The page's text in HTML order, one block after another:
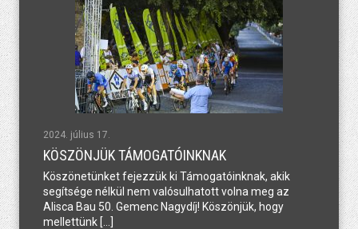
2024. július 17.
KÖSZÖNJÜK TÁMOGATÓINKNAK
Köszönetünket fejezzük ki Támogatóinknak, akik
segítsége nélkül nem valósulhatott volna meg az
Alisca Bau 50. Gemenc Nagydíj! Köszönjük, hogy
mellettünk […]